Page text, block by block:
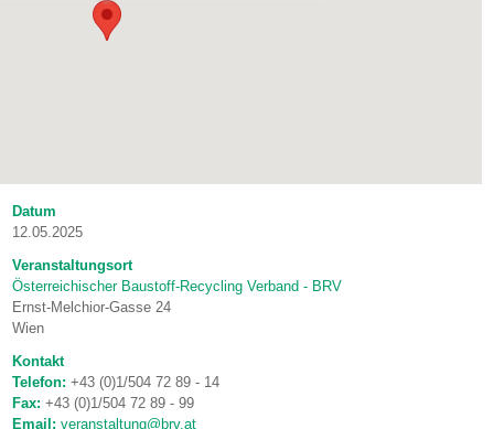
Datum
12.05.2025
Veranstaltungsort
Österreichischer Baustoff-Recycling Verband - BRV
Ernst-Melchior-Gasse 24
Wien
Kontakt
Telefon:+43 (0)1/504 72 89 - 14
Fax:+43 (0)1/504 72 89 - 99
Email: veranstaltung@brv.at